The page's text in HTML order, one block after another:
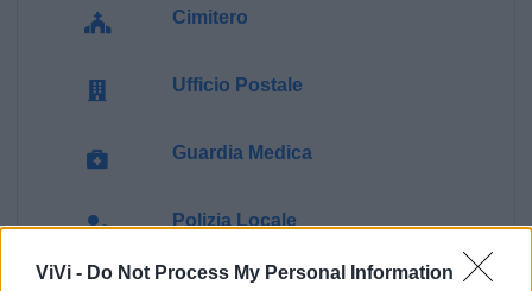
ViVi - Do Not Process My Personal Information
Cimitero
Ufficio Postale
Guardia Medica
Polizia Locale